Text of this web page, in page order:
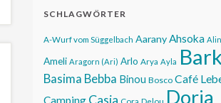
SCHLAGWÖRTER
A-Wurf vom Süggelbach Aarany Ahsoka
Ameli Aragorn (Ari) Arlo Arya Ayla
Basima Bebba Binou Bosco Café
Camping Casia Cora Delou Doria